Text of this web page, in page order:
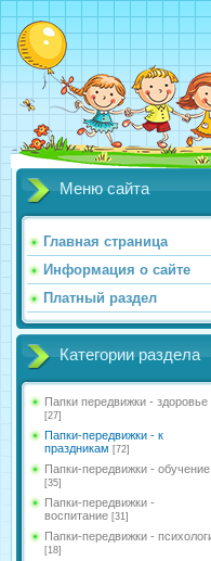
Меню сайта
Главная страница
Информация о сайте
Платный раздел
Категории раздела
Папки передвижки - здоровье
[27]
Папки-передвижки - к
праздникам [72]
Папки-передвижки - обучение
[35]
Папки-передвижки -
воспитание [31]
Папки-передвижки -
[18]